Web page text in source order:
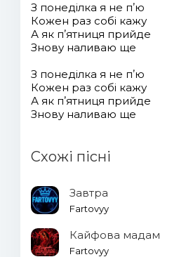
З понеділка я не пʼю
Кожен раз собі кажу
А як пʼятниця прийде
Знову наливаю ще
З понеділка я не пʼю
Кожен раз собі кажу
А як пʼятниця прийде
Знову наливаю ще
Схожі пісні
Завтра
Fartovyy
Кайфова мадам
Fartovyy